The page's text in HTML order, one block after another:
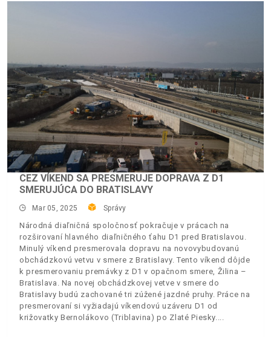
CEZ VÍKEND SA PRESMERUJE DOPRAVA Z D1
SMERUJÚCA DO BRATISLAVY
Mar 05, 2025 Správy
Národná diaľničná spoločnosť pokračuje v prácach na
rozširovaní hlavného diaľničného ťahu D1 pred Bratislavou.
Minulý víkend presmerovala dopravu na novovybudovanú
obchádzkovú vetvu v smere z Bratislavy. Tento víkend dôjde
k presmerovaniu premávky z D1 v opačnom smere, Žilina –
Bratislava. Na novej obchádzkovej vetve v smere do
Bratislavy budú zachované tri zúžené jazdné pruhy. Práce na
presmerovaní si vyžiadajú víkendovú uzáveru D1 od
križovatky Bernolákovo (Triblavina) po Zlaté Piesky.